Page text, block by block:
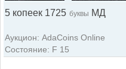
5 копеек 1725 буквы МД
Аукцион: AdaCoins Online
Состояние: F 15